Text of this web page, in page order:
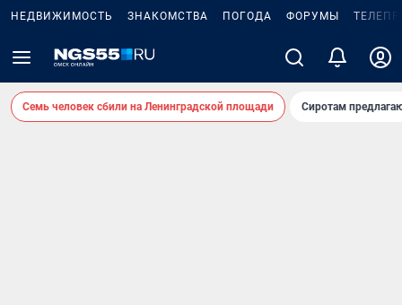
НЕДВИЖИМОСТЬ ЗНАКОМСТВА ПОГОДА ФОРУМЫ
Семь человек сбили на Ленинградской площади Сиротам